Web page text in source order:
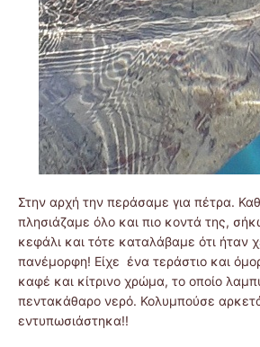
Στην αρχή την περάσαμε για πέτρα.
πλησιάζαμε όλο και πιο κοντά της,
κεφάλι και τότε καταλάβαμε ότι ήταν
πανέμορφη! Είχε ένα τεράστιο και
καφέ και κίτρινο χρώμα, το οποίο
πεντακάθαρο νερό. Κολυμπούσε
εντυπωσιάστηκα!!